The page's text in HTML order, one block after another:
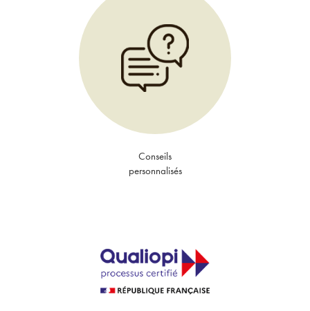
Conseils
personnalisés